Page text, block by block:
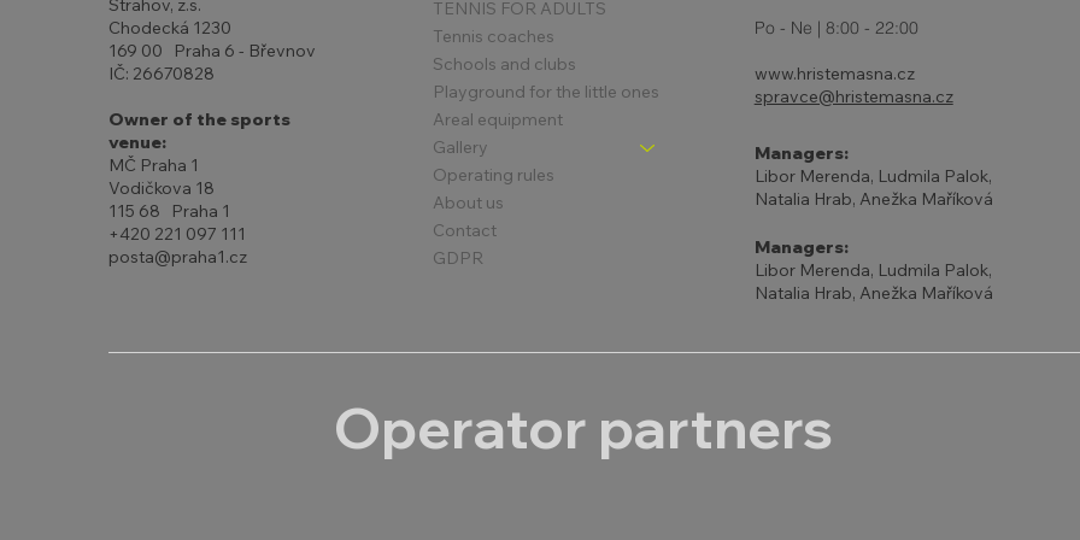
Strahov, z.s.
Chodecká 1230
169 00 Praha 6 - Břevnov
IČ: 26670828
Owner of the sports
venue:
MČ Praha 1
Vodičkova 18
115 68 Praha 1
+420 221 097 111
posta@praha1.cz
TENNIS FOR ADULTS
Tennis coaches
Schools and clubs
Playground for the little ones
Areal equipment
Gallery
Operating rules
About us
Contact
GDPR
Po - Ne | 8:00 - 22:00
www.hristemasna.cz
spravce@hristemasna.cz
Managers:
Libor Merenda, Ludmila Palok,
Natalia Hrab, Anežka Maříková
Managers:
Libor Merenda, Ludmila Palok,
Natalia Hrab, Anežka Maříková
Operator partners